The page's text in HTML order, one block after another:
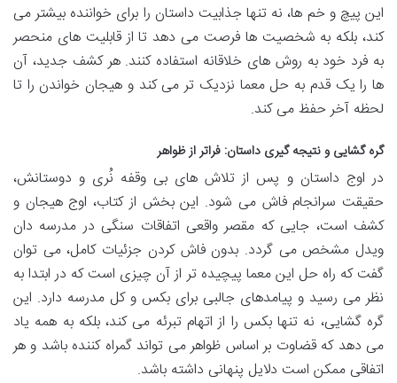
این پیچ و خم ها، نه تنها جذابیت داستان را برای خواننده بیشتر می
کند، بلکه به شخصیت ها فرصت می دهد تا از قابلیت های منحصر
به فرد خود به روش های خلاقانه استفاده کنند. هر کشف جدید، آن
ها را یک قدم به حل معما نزدیک تر می کند و هیجان خواندن را تا
لحظه آخر حفظ می کند.
گره گشایی و نتیجه گیری داستان: فراتر از ظواهر
در اوج داستان و پس از تلاش های بی وقفه نُری و دوستانش،
حقیقت سرانجام فاش می شود. این بخش از کتاب، اوج هیجان و
کشف است، جایی که مقصر واقعی اتفاقات سنگی در مدرسه دان
ویدل مشخص می گردد. بدون فاش کردن جزئیات کامل، می توان
گفت که راه حل این معما پیچیده تر از آن چیزی است که در ابتدا به
نظر می رسید و پیامدهای جالبی برای بکس و کل مدرسه دارد. این
گره گشایی، نه تنها بکس را از اتهام تبرئه می کند، بلکه به همه یاد
می دهد که قضاوت بر اساس ظواهر می تواند گمراه کننده باشد و هر
اتفاقی ممکن است دلایل پنهانی داشته باشد.